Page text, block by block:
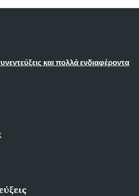
και πολλά ενδιαφέροντα